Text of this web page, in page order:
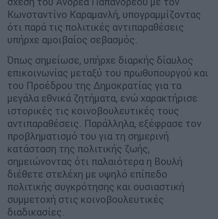
Κωνσταντίνο Καραμανλή, υπογραμμίζοντας
ότι παρά τις πολιτικές αντιπαραθέσεις
υπήρχε αμοιβαίος σεβασμός.
Όπως σημείωσε, υπήρχε διαρκής δίαυλος
επικοινωνίας μεταξύ του πρωθυπουργού και
του Προέδρου της Δημοκρατίας για τα
μεγάλα εθνικά ζητήματα, ενώ χαρακτήρισε
ιστορικές τις κοινοβουλευτικές τους
αντιπαραθέσεις. Παράλληλα, εξέφρασε τον
προβληματισμό του για τη σημερινή
κατάσταση της πολιτικής ζωής,
σημειώνοντας ότι παλαιότερα η Βουλή
διέθετε στελέχη με υψηλό επίπεδο
πολιτικής συγκρότησης και ουσιαστική
συμμετοχή στις κοινοβουλευτικές
διαδικασίες.